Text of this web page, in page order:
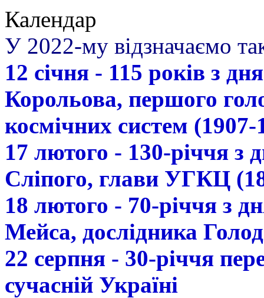
Календар
У 2022-му відзначаємо
12 січня - 115 років з
Корольова, першого
космічних систем (1907-
17 лютого - 130-річчя з
Сліпого, глави УГКЦ
18 лютого - 70-річчя з
Мейса, дослідника
22 серпня - 30-річчя
сучасній Україні